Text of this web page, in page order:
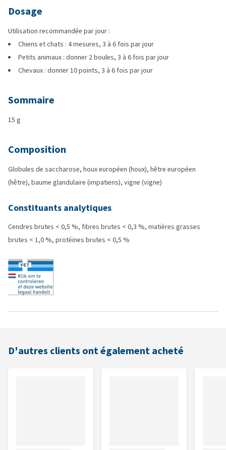
Dosage
Utilisation recommandée par jour :
Chiens et chats : 4 mesures, 3 à 6 fois par jour
Petits animaux : donner 2 boules, 3 à 6 fois par jour
Chevaux : donner 10 points, 3 à 6 fois par jour
Sommaire
15 g
Composition
Globules de saccharose, houx européen (houx), hêtre européen
(hêtre), baume glandulaire (impatiens), vigne (vigne)
Constituants analytiques
Cendres brutes < 0,5 %, fibres brutes < 0,3 %, matières grasses
brutes < 1,0 %, protéines brutes < 0,5 %
D'autres clients ont également acheté